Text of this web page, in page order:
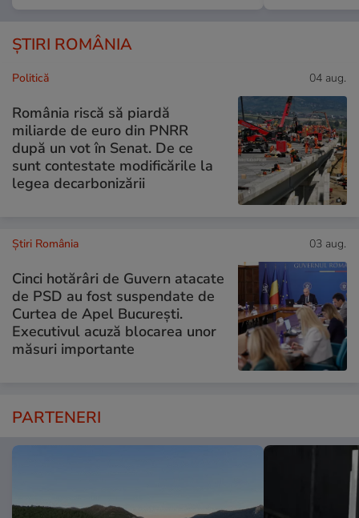
ȘTIRI ROMÂNIA
Politică 04 aug.
România riscă să piardă
miliarde de euro din PNRR
după un vot în Senat. De ce
sunt contestate modificările la
legea decarbonizării
Știri România 03 aug.
Cinci hotărâri de Guvern atacate
de PSD au fost suspendate de
Curtea de Apel București.
Executivul acuză blocarea unor
măsuri importante
PARTENERI